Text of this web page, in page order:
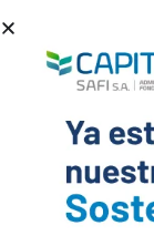
Transformando
Nuestra
octubre 2025
diciembre 2023
noviembre 2023